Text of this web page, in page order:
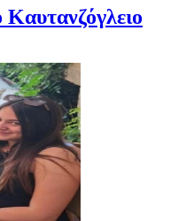
Καυτανζόγλειο